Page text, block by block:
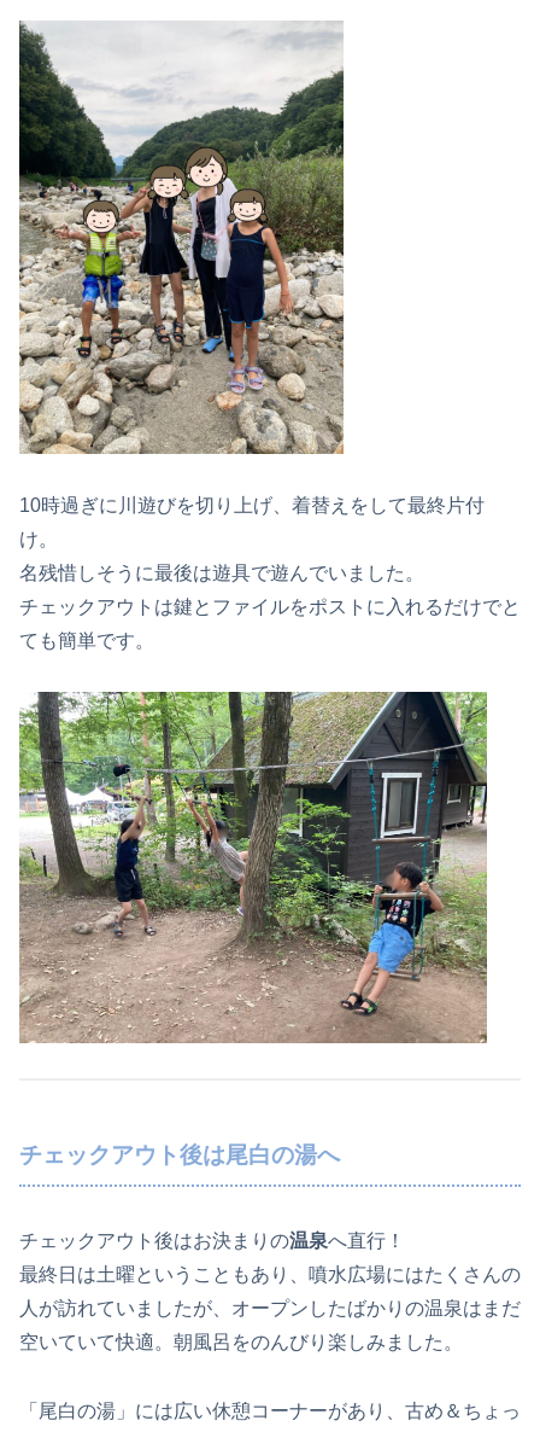
10時過ぎに川遊びを切り上げ、着替えをして最終片付
け。
名残惜しそうに最後は遊具で遊んでいました。
チェックアウトは鍵とファイルをポストに入れるだけでと
ても簡単です。
チェックアウト後は尾白の湯へ
チェックアウト後はお決まりの温泉へ直行！
最終日は土曜ということもあり、噴水広場にはたくさんの
人が訪れていましたが、オープンしたばかりの温泉はまだ
空いていて快適。朝風呂をのんびり楽しみました。
「尾白の湯」には広い休憩コーナーがあり、古め＆ちょっ